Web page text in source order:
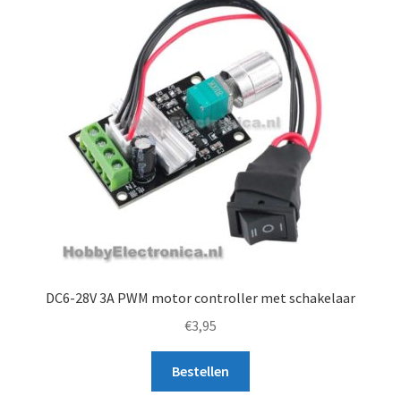
DC6-28V 3A PWM motor controller met schakelaar
€3,95
Bestellen